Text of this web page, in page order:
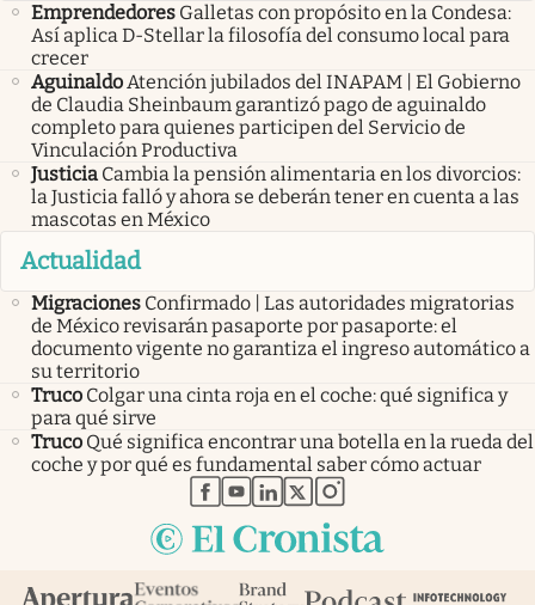
Emprendedores Galletas con propósito en la Condesa:
Así aplica D-Stellar la filosofía del consumo local para
crecer
AguinaldoAtención jubilados del INAPAM | El Gobierno
de Claudia Sheinbaum garantizó pago de aguinaldo
completo para quienes participen del Servicio de
Vinculación Productiva
Justicia Cambia la pensión alimentaria en los divorcios:
la Justicia falló y ahora se deberán tener en cuenta a las
mascotas en México
Actualidad
Migraciones Confirmado | Las autoridades migratorias
de México revisarán pasaporte por pasaporte: el
documento vigente no garantiza el ingreso automático a
su territorio
Truco Colgar una cinta roja en el coche: qué significa y
para qué sirve
Truco Qué significa encontrar una botella en la rueda del
coche y por qué es fundamental saber cómo actuar
abre en nueva pestaña
abre en nueva pestaña
abre en nueva pestaña
abre en nueva pestaña
abre en nueva pestaña